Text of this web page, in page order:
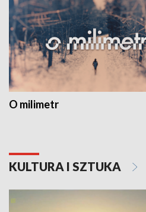
O milimetr
KULTURA I SZTUKA